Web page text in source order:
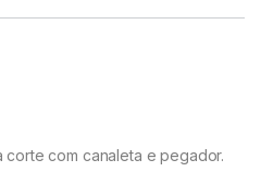
com canaleta e pegador.